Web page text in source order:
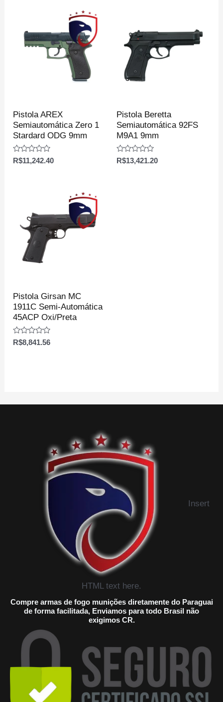
Pistola AREX
Semiautomática Zero 1
Stardard ODG 9mm
Avaliação
R$11,242.40
Pistola Beretta
Semiautomática 92FS
M9A1 9mm
Avaliação
R$13,421.20
Pistola Girsan MC
1911C Semi-Automática
45ACP Oxi/Preta
Avaliação
R$8,841.56
Insert
HTML text here.
Compre armas de fogo munições diretamente do Paraguai
de forma facilitada, Enviamos para todo Brasil não
exigimos CR.